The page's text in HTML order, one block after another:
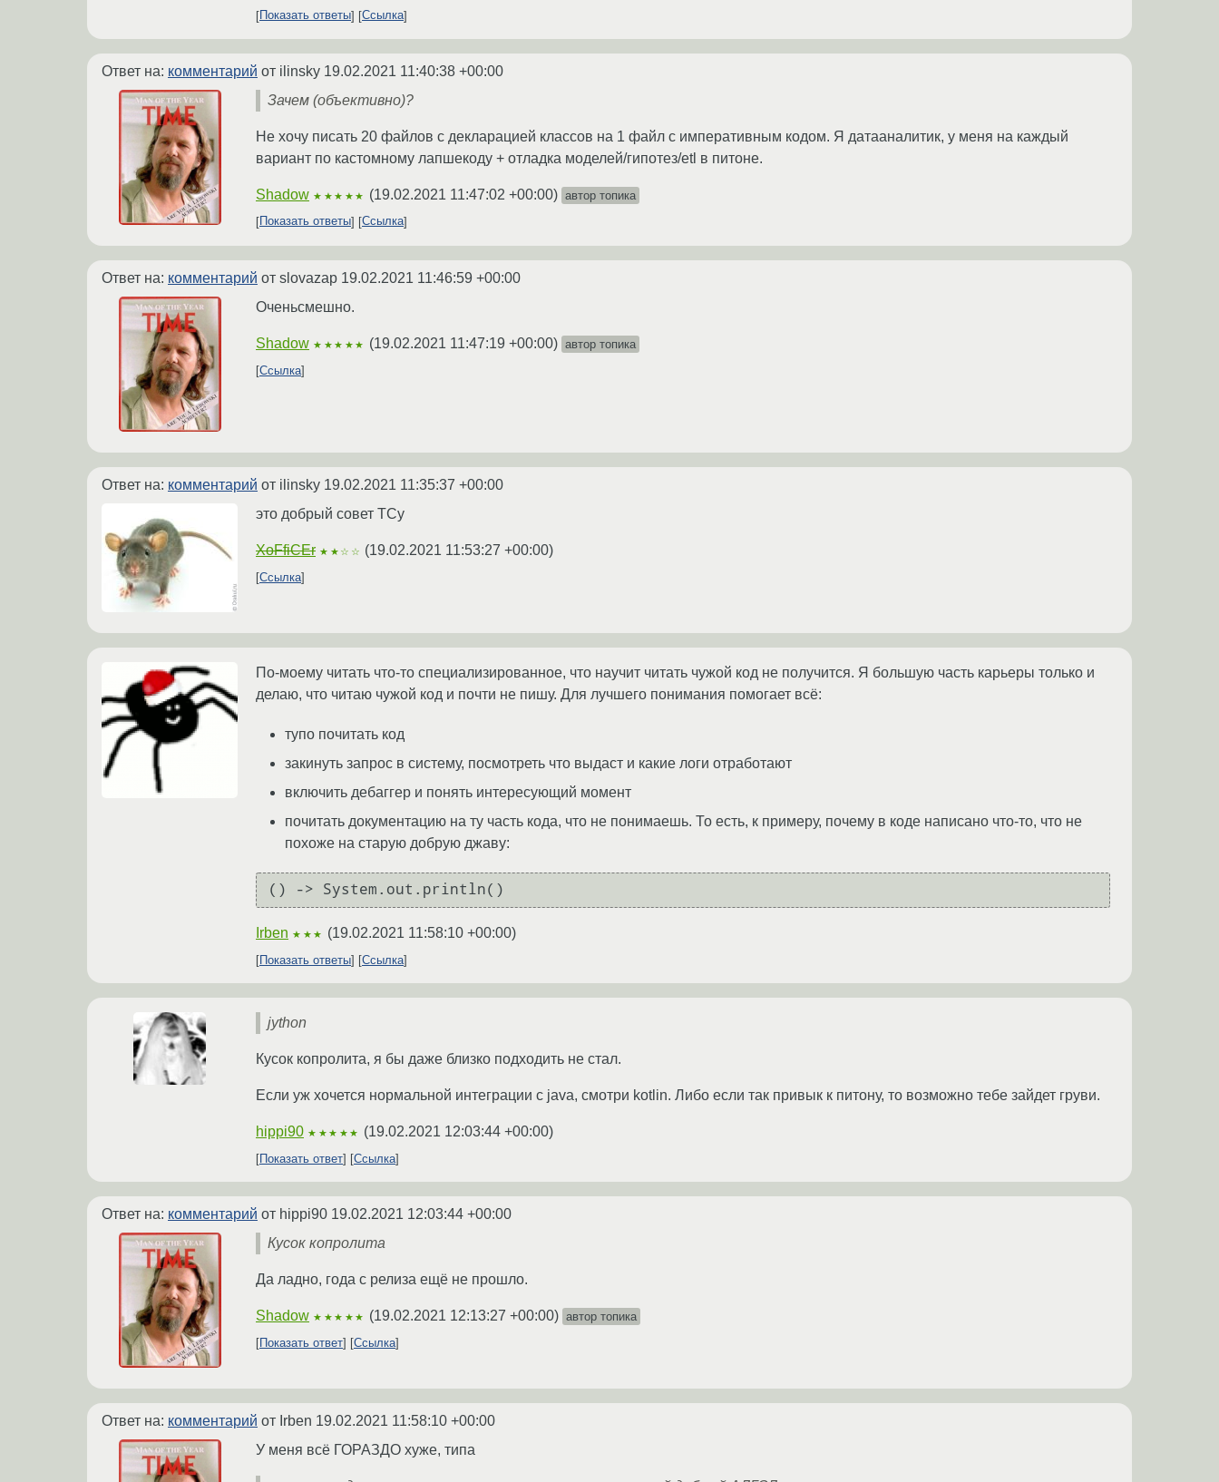
Показать ответы Ссылка
Ответ на: комментарий от ilinsky 19.02.2021 11:40:38 +00:00
Зачем (объективно)?
Не хочу писать 20 файлов с декларацией классов на 1 файл с императивным кодом. Я датааналитик, у меня на каждый
вариант по кастомному лапшекоду + отладка моделей/гипотез/etl в питоне.
Shadow ★★★★★ (19.02.2021 11:47:02 +00:00) автор топика
Показать ответы
Ссылка
Ответ на: комментарий от slovazap 19.02.2021 11:46:59 +00:00
Оченьсмешно.
Shadow ★★★★★ (19.02.2021 11:47:19 +00:00) автор топика
Ссылка
Ответ на: комментарий от ilinsky 19.02.2021 11:35:37 +00:00
это добрый совет ТСу
XoFfiCEr ★★☆☆ (19.02.2021 11:53:27 +00:00)
Ссылка
По-моему читать что-то специализированное, что научит читать чужой код не получится. Я большую часть карьеры только и
делаю, что читаю чужой код и почти не пишу. Для лучшего понимания помогает всё:
тупо почитать код
закинуть запрос в систему, посмотреть что выдаст и какие логи отработают
включить дебаггер и понять интересующий момент
почитать документацию на ту часть кода, что не понимаешь. То есть, к примеру, почему в коде написано что-то, что не
похоже на старую добрую джаву:
Irben ★★★ (19.02.2021 11:58:10 +00:00)
Показать ответы Ссылка
jython
Кусок копролита, я бы даже близко подходить не стал.
Если уж хочется нормальной интеграции с java, смотри kotlin. Либо если так привык к питону, то возможно тебе зайдет груви.
hippi90 ★★★★★ (19.02.2021 12:03:44 +00:00)
Показать ответ Ссылка
Ответ на: комментарий от hippi90 19.02.2021 12:03:44 +00:00
Кусок копролита
Да ладно, года с релиза ещё не прошло.
Shadow ★★★★★ (19.02.2021 12:13:27 +00:00) автор топика
Показать ответ
Ссылка
Ответ на: комментарий от Irben 19.02.2021 11:58:10 +00:00
У меня всё ГОРАЗДО хуже, типа